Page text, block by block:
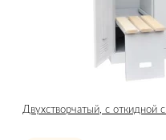
Двухстворчатый, с откидной